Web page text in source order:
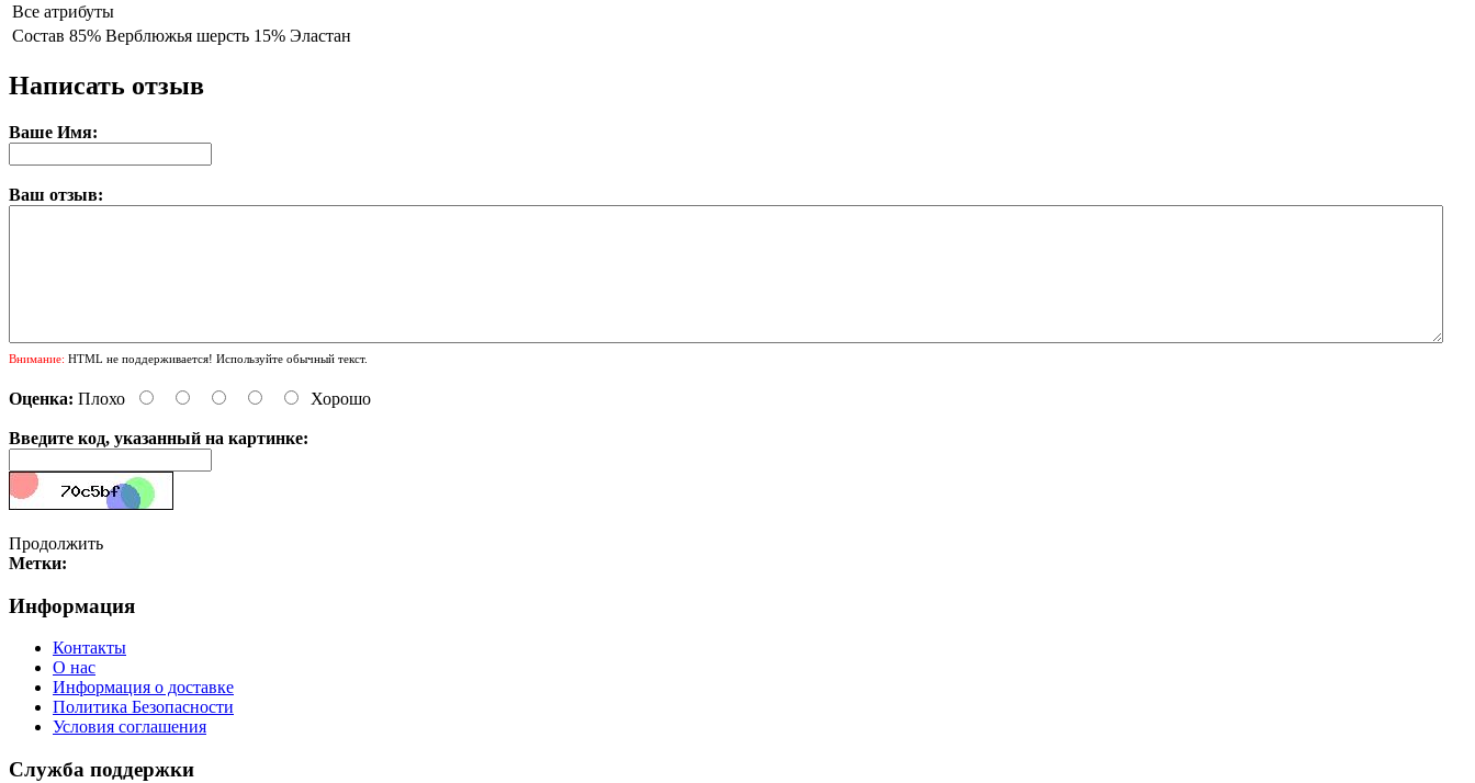
Все атрибуты
Состав 85% Верблюжья шерсть 15% Эластан
Написать отзыв
Ваше Имя:
Ваш отзыв:
Внимание: HTML не поддерживается! Используйте обычный текст.
Оценка: Плохо Хорошо
Введите код, указанный на картинке:
Продолжить
Метки:
Информация
Контакты
О нас
Информация о доставке
Политика Безопасности
Условия соглашения
Служба поддержки